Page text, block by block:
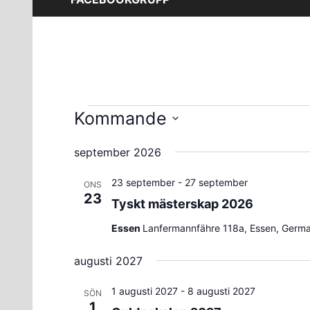
Evenemang
Kommande
datum.
september 2026
ONS
23 Tyskt mästerskap 2026
23 september- 27 september
Essen Lanfermannfähre 118a, Essen,
augusti 2027
SÖN 1 augusti 2027- 8 augusti 2027